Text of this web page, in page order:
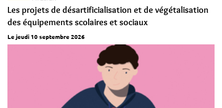
Les projets de désartificialisation et de végétalisation
des équipements scolaires et sociaux
Le jeudi 10 septembre 2026